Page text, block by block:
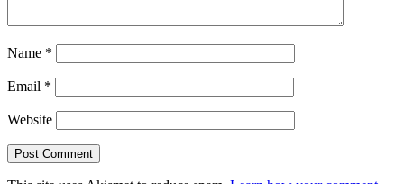
Name *
Email *
Website